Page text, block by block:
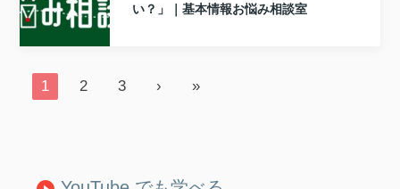
い？」｜基本情報お悩み相談室
1 2 3 › »